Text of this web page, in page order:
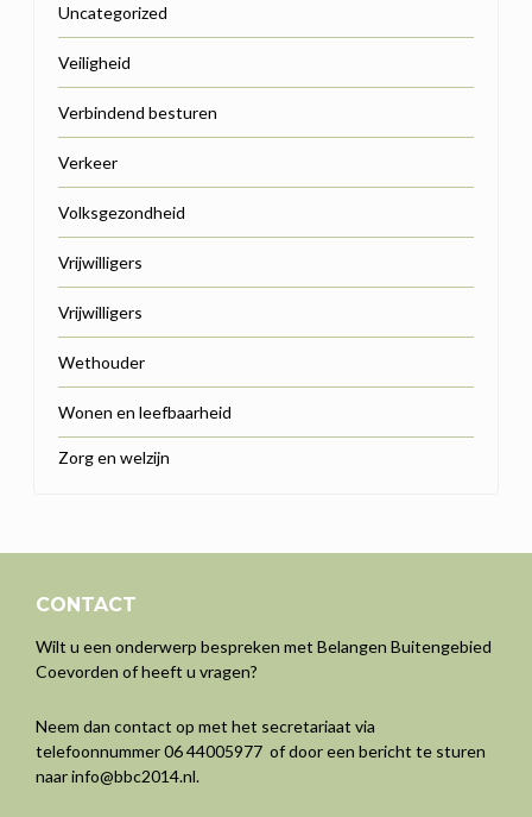
Uncategorized
Veiligheid
Verbindend besturen
Verkeer
Volksgezondheid
Vrijwilligers
Vrijwilligers
Wethouder
Wonen en leefbaarheid
Zorg en welzijn
CONTACT
Wilt u een onderwerp bespreken met Belangen Buitengebied
Coevorden of heeft u vragen?
Neem dan contact op met het secretariaat via
telefoonnummer 06 44005977 of door een bericht te sturen
naarinfo@bbc2014.nl.